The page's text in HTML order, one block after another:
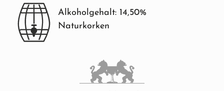
Alkoholgehalt: 14,50%
Naturkorken